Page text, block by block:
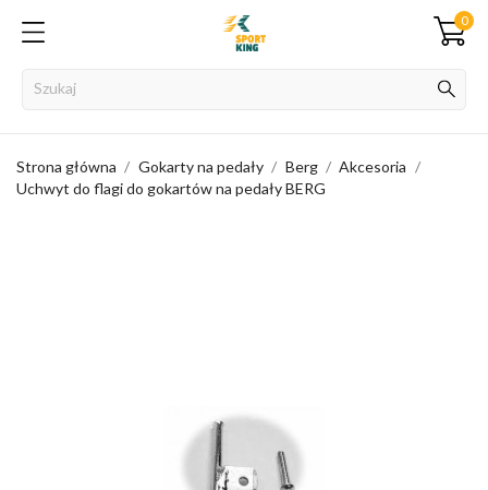
0
Strona główna Gokarty na pedały Berg
Akcesoria
Uchwyt do flagi do gokartów na pedały BERG